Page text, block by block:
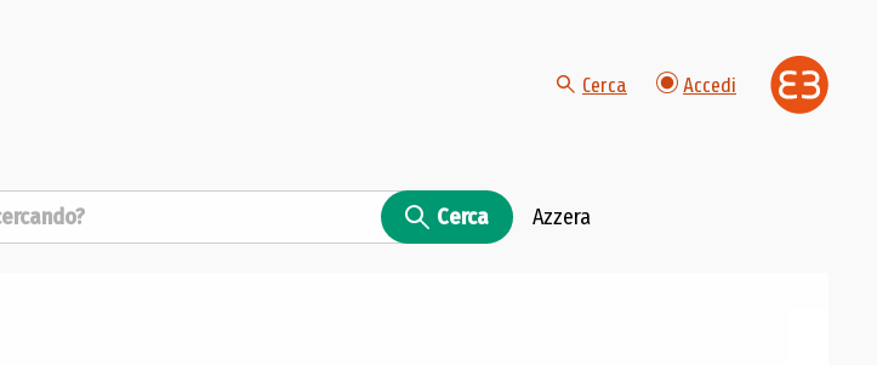
Cerca Accedi
Cerca Azzera